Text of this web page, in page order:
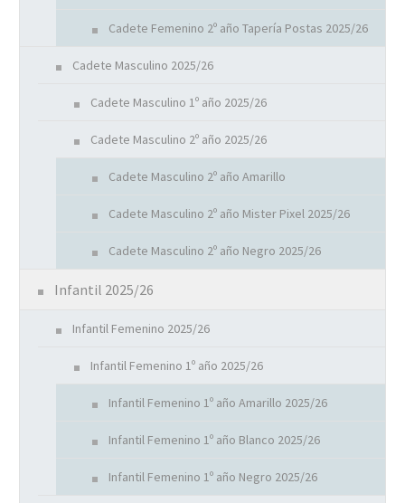
Cadete Femenino 2º año Tapería Postas 2025/26
Cadete Masculino 2025/26
Cadete Masculino 1º año 2025/26
Cadete Masculino 2º año 2025/26
Cadete Masculino 2º año Amarillo
Cadete Masculino 2º año Mister Pixel 2025/26
Cadete Masculino 2º año Negro 2025/26
Infantil 2025/26
Infantil Femenino 2025/26
Infantil Femenino 1º año 2025/26
Infantil Femenino 1º año Amarillo 2025/26
Infantil Femenino 1º año Blanco 2025/26
Infantil Femenino 1º año Negro 2025/26